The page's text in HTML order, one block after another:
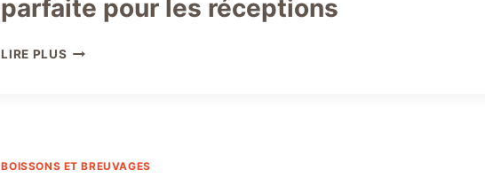
parfaite pour les réceptions
LIRE PLUS SANGRIA
LA
BOISSONS ET BREUVAGES